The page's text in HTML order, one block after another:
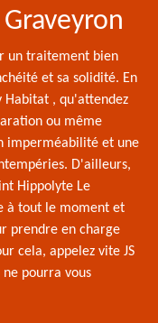
un traitement bien
et sa solidité. En
Habitat , qu'attendez
ou même
imperméabilité et une
D'ailleurs,
Hippolyte Le
à tout le moment et
prendre en charge
cela, appelez vite JS
ne pourra vous